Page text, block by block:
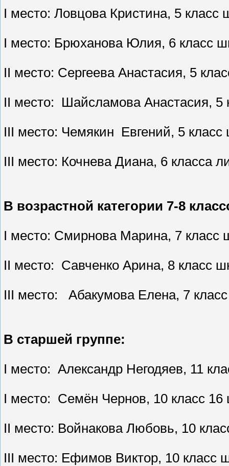
I место: Ловцова Кристина, 5
I место: Брюханова Юлия, 6 класс
II место: Сергеева Анастасия, 5
II место: Шайсламова Анастасия,
III место: Чемякин Евгений, 5
III место: Кочнева Диана, 6 класса
В возрастной категории 7-8
I место: Смирнова Марина, 7
II место: Савченко Арина, 8 класс
III место: Абакумова Елена, 7
В старшей группе:
I место: Александр Негодяев, 11
I место: Семён Чернов, 10 класс
II место: Войнакова Любовь, 10
III место: Ефимов Виктор, 10 класс